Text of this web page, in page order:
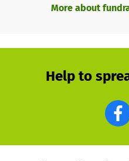
More about
Help to